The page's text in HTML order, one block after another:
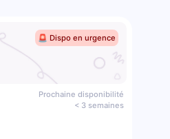
🚨 Dispo en urgence
Prochaine disponibilité
< 3 semaines